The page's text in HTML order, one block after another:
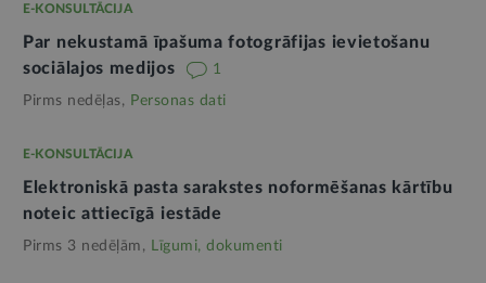
E-KONSULTĀCIJA
Par nekustamā īpašuma fotogrāfijas ievietošanu
sociālajos medijos
1
Pirms nedēļas, Personas dati
E-KONSULTĀCIJA
Elektroniskā pasta sarakstes noformēšanas kārtību
noteic attiecīgā iestāde
Pirms 3 nedēļām, Līgumi, dokumenti